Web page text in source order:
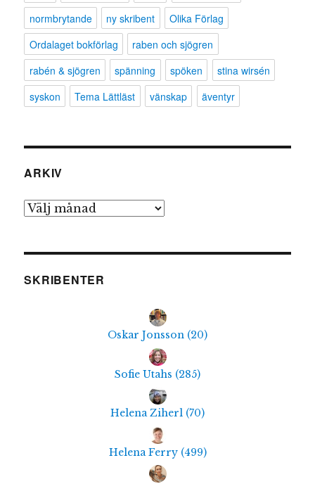
normbrytande
ny skribent
Olika Förlag
Ordalaget bokförlag
raben och sjögren
rabén & sjögren
spänning spöken
stina wirsén
syskon
Tema Lättläst vänskap äventyr
ARKIV
Arkiv
SKRIBENTER
Oskar Jonsson (20)
Sofie Utahs (285)
Helena Ziherl (70)
Helena Ferry (499)